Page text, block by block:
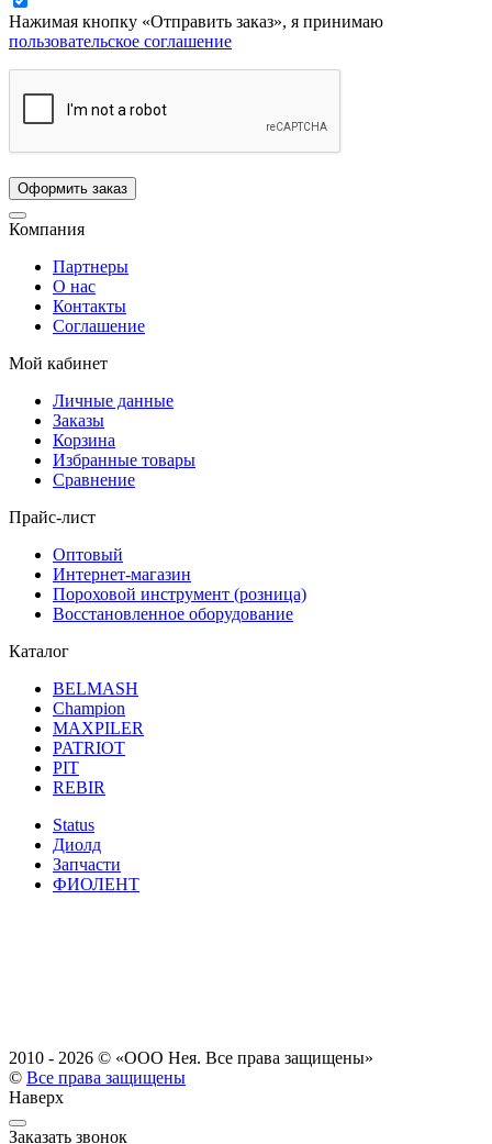
Нажимая кнопку «Отправить заказ», я принимаю
пользовательское соглашение
Компания
Партнеры
О нас
Контакты
Соглашение
Мой кабинет
Личные данные
Заказы
Корзина
Избранные товары
Сравнение
Прайс-лист
Оптовый
Интернет-магазин
Пороховой инструмент (розница)
Восстановленное оборудование
Каталог
BELMASH
Champion
MAXPILER
PATRIOT
PIT
REBIR
Status
Диолд
Запчасти
ФИОЛЕНТ
2010 - 2026 © «ООО Нея. Все права защищены»
© Все права защищены
Наверх
Заказать звонок